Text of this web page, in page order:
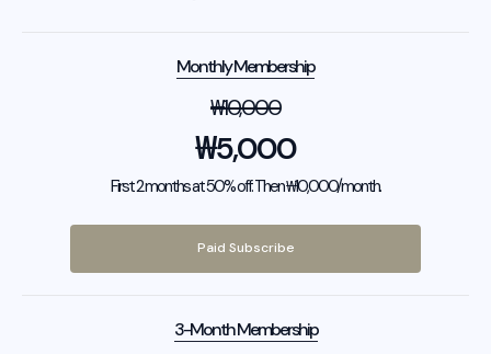
Monthly Membership
₩10,000
₩5,000
First 2 months at 50% off. Then ₩10,000/month.
Paid Subscribe
3-Month Membership